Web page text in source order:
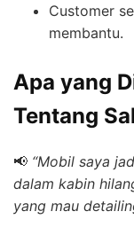
Customer
membantu.
Apa yang
Tentang
📢 “Mobil saya
dalam kabin
yang mau